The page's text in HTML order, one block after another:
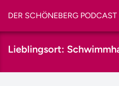
DER SCHÖNEBERG PODCAST
Lieblingsort: